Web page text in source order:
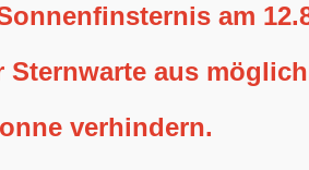
am
aus
verhindern.